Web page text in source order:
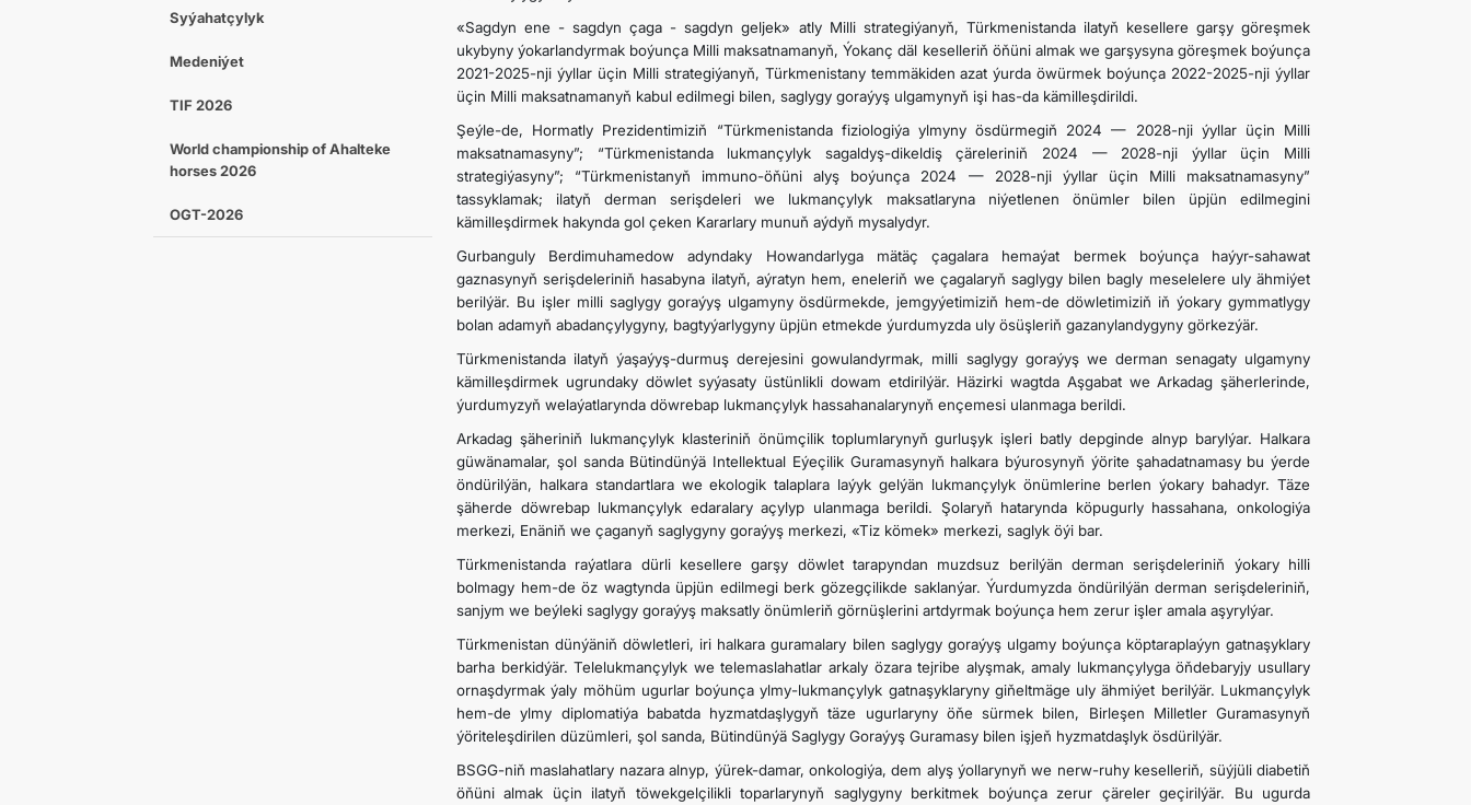
Syýahatçylyk
Medeniýet
TIF 2026
World championship of Ahalteke
horses 2026
OGT-2026
«Sagdyn ene - sagdyn çaga - sagdyn geljek» atly Milli strategiýanyň, Türkmenistanda ilatyň kesellere garşy göreşmek
ukybyny ýokarlandyrmak boýunça Milli maksatnamanyň, Ýokanç däl keselleriň öňüni almak we garşysyna göreşmek boýunça
2021-2025-nji ýyllar üçin Milli strategiýanyň, Türkmenistany temmäkiden azat ýurda öwürmek boýunça 2022-2025-nji ýyllar
üçin Milli maksatnamanyň kabul edilmegi bilen, saglygy goraýyş ulgamynyň işi has-da kämilleşdirildi.
Şeýle-de, Hormatly Prezidentimiziň “Türkmenistanda fiziologiýa ylmyny ösdürmegiň 2024 — 2028-nji ýyllar üçin Milli
maksatnamasyny”; “Türkmenistanda lukmançylyk sagaldyş-dikeldiş çäreleriniň 2024 — 2028-nji ýyllar üçin Milli
strategiýasyny”; “Türkmenistanyň immuno-öňüni alyş boýunça 2024 — 2028-nji ýyllar üçin Milli maksatnamasyny”
tassyklamak; ilatyň derman serişdeleri we lukmançylyk maksatlaryna niýetlenen önümler bilen üpjün edilmegini
kämilleşdirmek hakynda gol çeken Kararlary munuň aýdyň mysalydyr.
Gurbanguly Berdimuhamedow adyndaky Howandarlyga mätäç çagalara hemaýat bermek boýunça haýyr-sahawat
gaznasynyň serişdeleriniň hasabyna ilatyň, aýratyn hem, eneleriň we çagalaryň saglygy bilen bagly meselelere uly ähmiýet
berilýär. Bu işler milli saglygy goraýyş ulgamyny ösdürmekde, jemgyýetimiziň hem-de döwletimiziň iň ýokary gymmatlygy
bolan adamyň abadançylygyny, bagtyýarlygyny üpjün etmekde ýurdumyzda uly ösüşleriň gazanylandygyny görkezýär.
Türkmenistanda ilatyň ýaşaýyş-durmuş derejesini gowulandyrmak, milli saglygy goraýyş we derman senagaty ulgamyny
kämilleşdirmek ugrundaky döwlet syýasaty üstünlikli dowam etdirilýär. Häzirki wagtda Aşgabat we Arkadag şäherlerinde,
ýurdumyzyň welaýatlarynda döwrebap lukmançylyk hassahanalarynyň ençemesi ulanmaga berildi.
Arkadag şäheriniň lukmançylyk klasteriniň önümçilik toplumlarynyň gurluşyk işleri batly depginde alnyp barylýar. Halkara
güwänamalar, şol sanda Bütindünýä Intellektual Eýeçilik Guramasynyň halkara býurosynyň ýörite şahadatnamasy bu ýerde
öndürilýän, halkara standartlara we ekologik talaplara laýyk gelýän lukmançylyk önümlerine berlen ýokary bahadyr. Täze
şäherde döwrebap lukmançylyk edaralary açylyp ulanmaga berildi. Şolaryň hatarynda köpugurly hassahana, onkologiýa
merkezi, Enäniň we çaganyň saglygyny goraýyş merkezi, «Tiz kömek» merkezi, saglyk öýi bar.
Türkmenistanda raýatlara dürli kesellere garşy döwlet tarapyndan muzdsuz berilýän derman serişdeleriniň ýokary hilli
bolmagy hem-de öz wagtynda üpjün edilmegi berk gözegçilikde saklanýar. Ýurdumyzda öndürilýän derman serişdeleriniň,
sanjym we beýleki saglygy goraýyş maksatly önümleriň görnüşlerini artdyrmak boýunça hem zerur işler amala aşyrylýar.
Türkmenistan dünýäniň döwletleri, iri halkara guramalary bilen saglygy goraýyş ulgamy boýunça köptaraplaýyn gatnaşyklary
barha berkidýär. Telelukmançylyk we telemaslahatlar arkaly özara tejribe alyşmak, amaly lukmançylyga öňdebaryjy usullary
ornaşdyrmak ýaly möhüm ugurlar boýunça ylmy-lukmançylyk gatnaşyklaryny gi­ňeltmäge uly ähmiýet berilýär. Lukmançylyk
hem-de ylmy diplomatiýa babatda hyzmatdaşlygyň täze ugurlaryny öňe sürmek bilen, Birleşen Milletler Guramasynyň
ýöriteleşdirilen düzümleri, şol sanda, Bütindünýä Saglygy Goraýyş Guramasy bilen işjeň hyzmatdaşlyk ösdürilýär.
BSGG-niň maslahatlary nazara alnyp, ýürek-damar, onkologiýa, dem alyş ýollarynyň we nerw-ruhy keselleriň, süýjüli diabetiň
öňüni almak üçin ilatyň töwekgelçilikli toparlarynyň saglygyny berkitmek boýunça zerur çäreler geçirilýär. Bu ugurda